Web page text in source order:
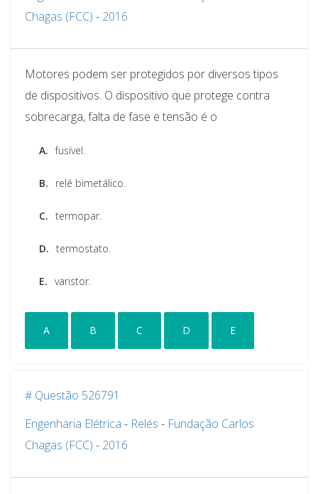
Chagas (FCC) - 2016
Motores podem ser protegidos por diversos tipos
de dispositivos. O dispositivo que protege contra
sobrecarga, falta de fase e tensão é o
A. fusível.
B. relé bimetálico.
C. termopar.
D. termostato.
E. varistor.
A B C D E
# Questão 526791
Engenharia Elétrica - Relés - Fundação Carlos
Chagas (FCC) - 2016